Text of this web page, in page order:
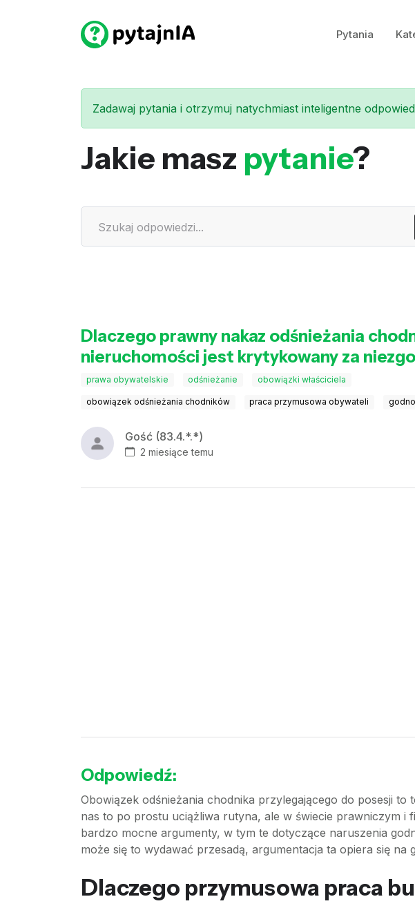
Pytania
Zadawaj pytania i otrzymuj natychmiast inteligentne
Jakie masz pytanie?
Dlaczego prawny nakaz odśnieżania
nieruchomości jest krytykowany za
prawa obywatelskie odśnieżanie obowiązki właściciela
obowiązek odśnieżania chodników praca przymusowa obywateli
Gość (83.4.*.*)
2 miesiące temu
Odpowiedź:
Obowiązek odśnieżania chodnika przylegającego do posesji
nas to po prostu uciążliwa rutyna, ale w świecie prawniczym
bardzo mocne argumenty, w tym te dotyczące naruszenia
może się to wydawać przesadą, argumentacja ta opiera się na
Dlaczego przymusowa praca